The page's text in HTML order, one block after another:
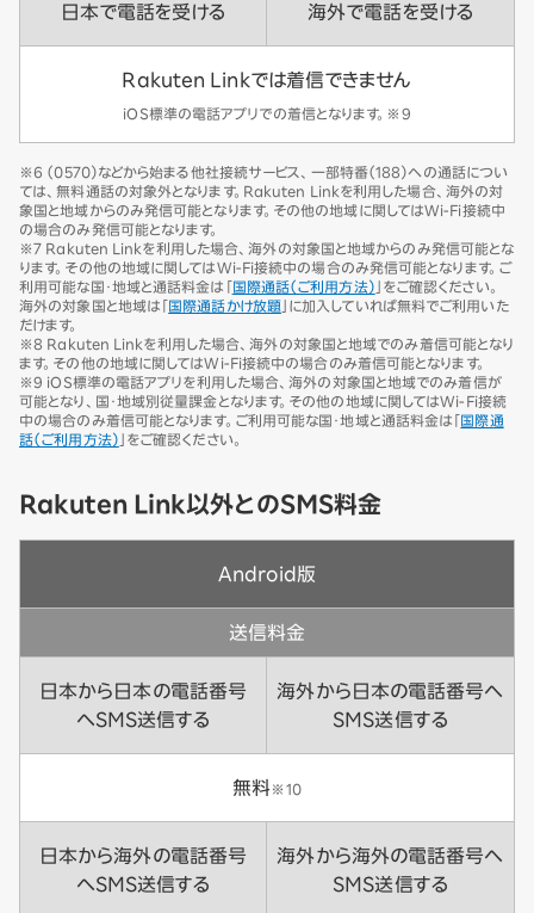
日本で電話を受ける 海外で電話を受ける
Rakuten Linkでは着信できません
iOS標準の電話アプリでの着信となります。※9
※6 （0570）などから始まる他社接続サービス、一部特番（188）への通話につい
ては、無料通話の対象外となります。Rakuten Linkを利用した場合、海外の対
象国と地域からのみ発信可能となります。その他の地域に関してはWi-Fi接続中
の場合のみ発信可能となります。
※7 Rakuten Linkを利用した場合、海外の対象国と地域からのみ発信可能とな
ります。その他の地域に関してはWi-Fi接続中の場合のみ発信可能となります。ご
利用可能な国・地域と通話料金は「国際通話（ご利用方法） 」をご確認ください。
海外の対象国と地域は「国際通話かけ放題」に加入していれば無料でご利用いた
だけます。
※8 Rakuten Linkを利用した場合、海外の対象国と地域でのみ着信可能となり
ます。その他の地域に関してはWi-Fi接続中の場合のみ着信可能となります。
※9 iOS標準の電話アプリを利用した場合、海外の対象国と地域でのみ着信が
可能となり、国・地域別従量課金となります。その他の地域に関してはWi-Fi接続
中の場合のみ着信可能となります。ご利用可能な国・地域と通話料金は「国際通
話（ご利用方法） 」をご確認ください。
Rakuten Link以外とのSMS料金
Android版
送信料金
日本から日本の電話番号
へSMS送信する
海外から日本の電話番号へ
SMS送信する
無料 ※10
日本から海外の電話番号
へSMS送信する
海外から海外の電話番号へ
SMS送信する